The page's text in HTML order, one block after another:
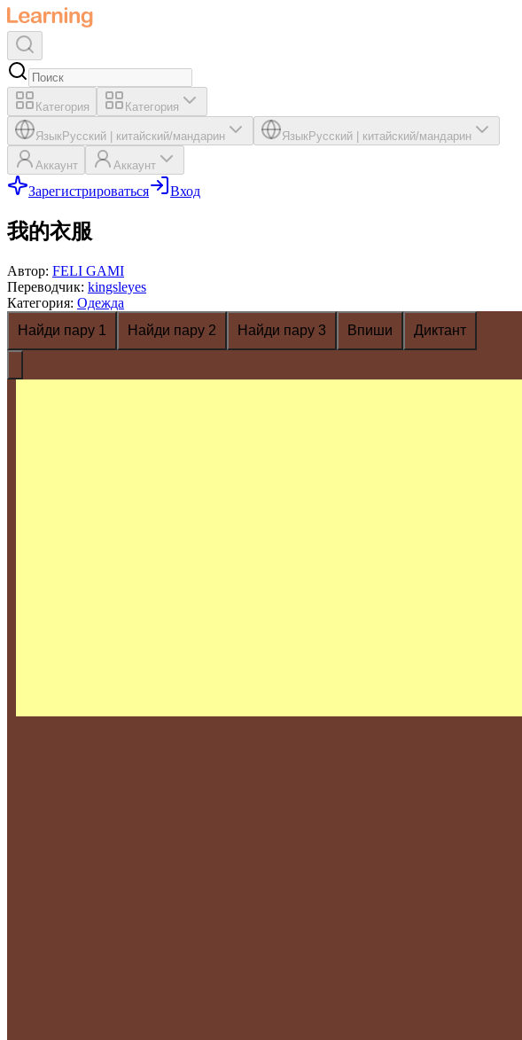
Категория Категория
ЯзыкРусский китайский/мандарин ЯзыкРусский китайский/мандарин
Аккаунт Аккаунт
Зарегистрироваться Вход
我的衣服
Автор: FELI GAMI
Переводчик: kingsleyes
Категория: Одежда
Найди пару 1
Найди пару 2 Найди пару 3 Впиши Диктант